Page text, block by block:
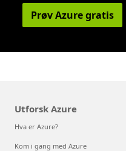
Prøv Azure gratis
Utforsk Azure
Hva er Azure?
Kom i gang med Azure